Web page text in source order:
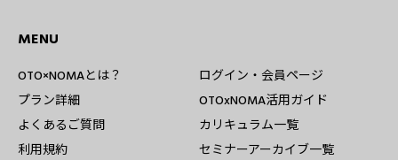
MENU
OTO×NOMAとは？
プラン詳細
よくあるご質問
利用規約
ログイン・会員ページ
OTOxNOMA活用ガイド
カリキュラム一覧
セミナーアーカイブ一覧